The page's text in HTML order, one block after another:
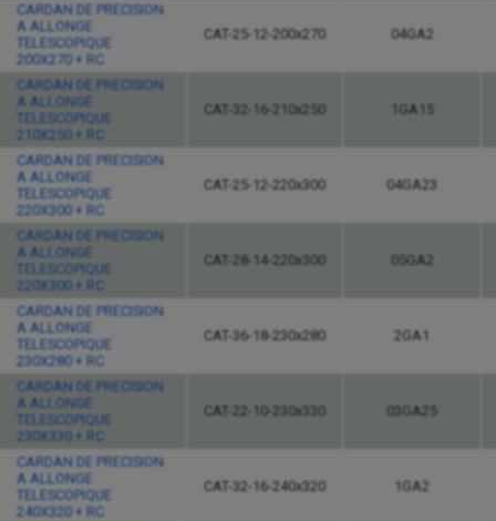
CARDAN DE PRECISION
A ALLONGE
TELESCOPIQUE
200X270 + RC
CAT-25-12-200x270 04GA2
CARDAN DE PRECISION
A ALLONGE
TELESCOPIQUE
210X250 + RC
CAT-32-16-210x250 1GA15
CARDAN DE PRECISION
A ALLONGE
TELESCOPIQUE
220X300 + RC
CAT-25-12-220x300 04GA23
CARDAN DE PRECISION
A ALLONGE
TELESCOPIQUE
220X300 + RC
CAT-28-14-220x300 05GA2
CARDAN DE PRECISION
A ALLONGE
TELESCOPIQUE
230X280 + RC
CAT-36-18-230x280 2GA1
CARDAN DE PRECISION
A ALLONGE
TELESCOPIQUE
230X330 + RC
CAT-22-10-230x330 03GA25
CARDAN DE PRECISION
A ALLONGE
TELESCOPIQUE
240X320 + RC
CAT-32-16-240x320 1GA2